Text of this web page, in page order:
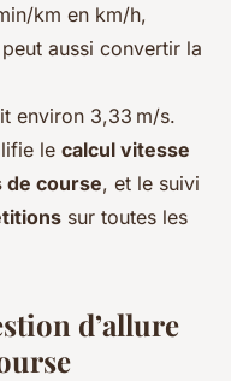
km en km/h,
aussi convertir la
environ 3,33 m/s.
le calcul vitesse
de course, et le suivi
sur toutes les
d’allure